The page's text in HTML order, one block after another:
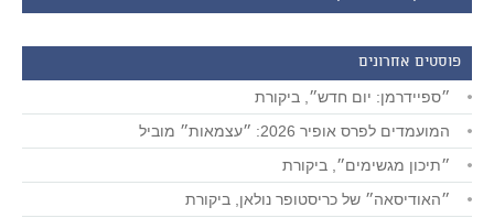
פוסטים אחרונים
״ספיידרמן: יום חדש״, ביקורת
המועמדים לפרס אופיר 2026: ״עצמאות״ מוביל
״תיכון מגשימים״, ביקורת
״האודיסאה״ של כריסטופר נולאן, ביקורת